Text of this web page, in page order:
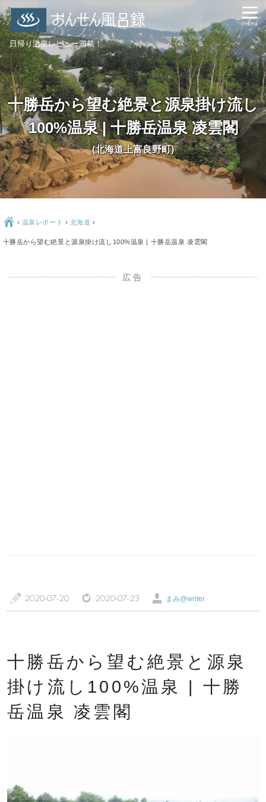
管理人随筆 当サイトについて
ご意見・お問い合わせ
日帰り温泉レビュー満載！
十勝岳から望む絶景と源泉掛け流し
100%温泉 | 十勝岳温泉 凌雲閣
(北海道上富良野町)
Ç › 温泉レポート › 北海道 ›
十勝岳から望む絶景と源泉掛け流し100%温泉 | 十勝岳温泉 凌雲閣
a 2020-07-20 z 2020-07-23 Ü まみ@writer
十勝岳から望む絶景と源泉
掛け流し100%温泉 | 十勝
岳温泉 凌雲閣